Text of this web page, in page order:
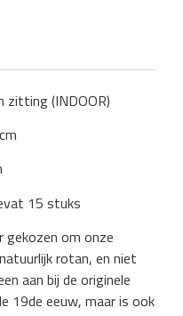
(INDOOR)
15 stuks
om onze
rotan, en niet
aan bij de originele
19de eeuw, maar is ook